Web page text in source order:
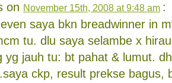
on November 15th, 2008 at 9:48 am :
saya bkn breadwinner in
tu. dlu saya selambe x
yg jauh tu: bt pahat & lumut.
ckp, result prekse bagus,